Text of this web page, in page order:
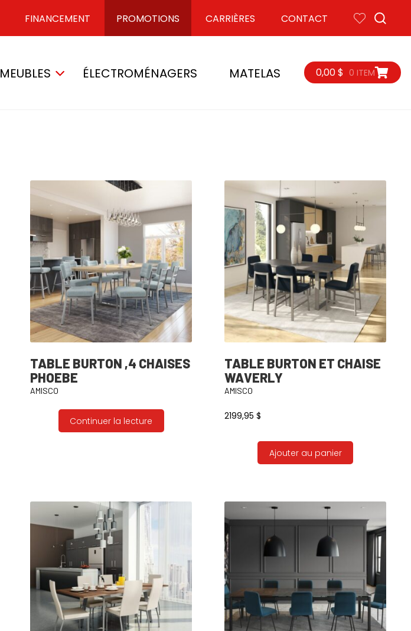
FINANCEMENT PROMOTIONS CARRIÈRES CONTACT
MEUBLES ÉLECTROMÉNAGERS MATELAS 0,00$ 0 ITEM
TABLE BURTON ,4 CHAISES
PHOEBE
AMISCO
Continuer la lecture
TABLE BURTON ET CHAISE
WAVERLY
AMISCO
2199,95$
Ajouter au panier